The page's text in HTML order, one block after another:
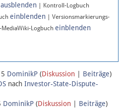
ausblenden | Kontroll-Logbuch
einblenden | Versionsmarkierungs-
MediaWiki-Logbuch einblenden
DominikP (Diskussion Beiträge)
nach Investor-State-Dispute-
DominikP (Diskussion Beiträge)